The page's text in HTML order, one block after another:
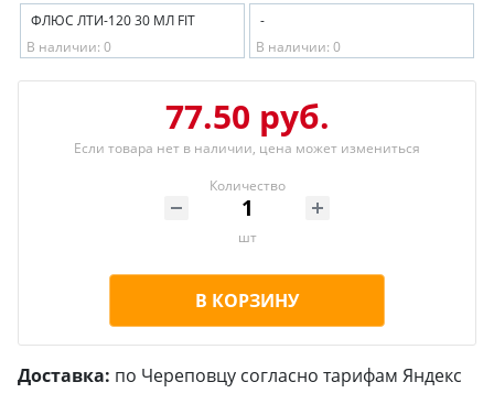
ФЛЮС ЛТИ-120 30 МЛ FIT
В наличии: 0
-
В наличии: 0
77.50 руб.
Если товара нет в наличии, цена может измениться
Количество
шт
В КОРЗИНУ
Доставка: по Череповцу согласно тарифам Яндекс